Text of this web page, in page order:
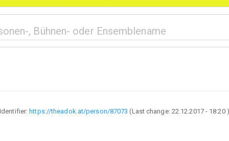
Identifier:https://theadok.at/person/87073 (Last change: 22.12.2017 - 18:20)